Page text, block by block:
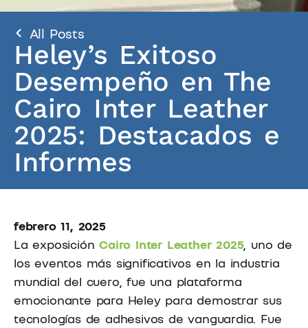
All Posts
Heley’s Exitoso
Desempeño en The
Cairo Inter Leather
2025: Destacados e
Informes
febrero 11, 2025
La exposiciónCairo Inter Leather 2025, uno de
los eventos más significativos en la industria
mundial del cuero, fue una plataforma
emocionante para Heley para demostrar sus
tecnologías de adhesivos de vanguardia. Fue